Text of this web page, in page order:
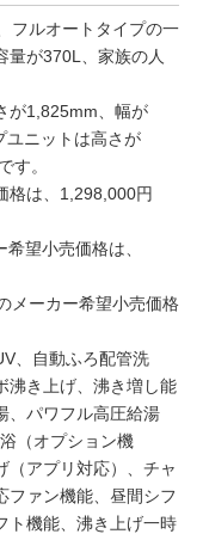
フルオートタイプの一
量が370L、家族の人
が1,825mm、幅が
ユニットは高さが
す。
格は、1,298,000円
望小売価格は、
メーカー希望小売価格
、自動ふろ配管洗
沸き上げ、沸き増し能
、パワフル高圧給湯
（オプション機
（アプリ対応）、チャ
ファン機能、昼間シフ
ト機能、沸き上げ一時